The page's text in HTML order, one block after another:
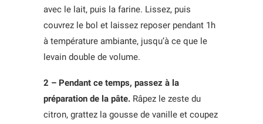
avec le lait, puis la farine. Lissez, puis
couvrez le bol et laissez reposer pendant 1h
à température ambiante, jusqu’à ce que le
levain double de volume.
2 – Pendant ce temps, passez à la
préparation de la pâte. Râpez le zeste du
citron, grattez la gousse de vanille et coupez